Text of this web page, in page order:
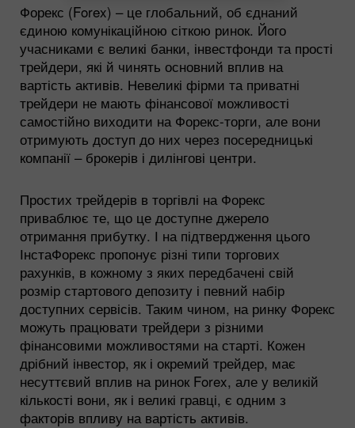
Форекс (Forex) – це глобальний, об єднаний
єдиною комунікаційною сіткою ринок. Його
учасниками є великі банки, інвестфонди та прості
трейдери, які й чинять основний вплив на
вартість активів. Невеликі фірми та приватні
трейдери не мають фінансової можливості
самостійно виходити на Форекс-торги, але вони
отримують доступ до них через посередницькі
компанії – брокерів і дилінгові центри.
Простих трейдерів в торгівлі на Форекс
приваблює те, що це доступне джерело
отримання прибутку. І на підтвердження цього
ІнстаФорекс пропонує різні типи торгових
рахунків, в кожному з яких передбачені свій
розмір стартового депозиту і певний набір
доступних сервісів. Таким чином, на ринку Форекс
можуть працювати трейдери з різними
фінансовими можливостями на старті. Кожен
дрібний інвестор, як і окремий трейдер, має
несуттєвий вплив на ринок Forex, але у великій
кількості вони, як і великі гравці, є одним з
факторів впливу на вартість активів.